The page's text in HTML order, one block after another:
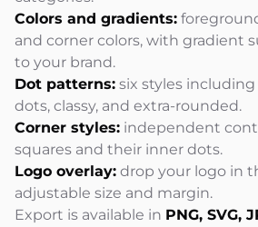
Colors and gradients:
and corner colors, with gradient
to your brand.
Dot patterns: six styles
dots, classy, and extra-rounded.
Corner styles: independent
squares and their inner dots.
Logo overlay: drop your logo in
adjustable size and margin.
Export is available in PNG, SVG,